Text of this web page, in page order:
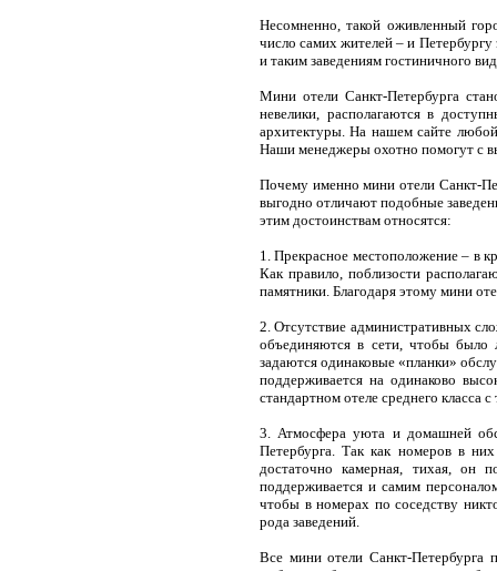
Несомненно, такой оживленный
число самих жителей – и
и таким заведениям гостиничного
Мини отели Санкт-Петербурга
невелики, располагаются в
архитектуры. На нашем сайте
Наши менеджеры охотно помогут с
Почему именно мини отели Санкт-
выгодно отличают подобные
этим достоинствам относятся:
1. Прекрасное местоположение – в
Как правило, поблизости
памятники. Благодаря этому мини
2. Отсутствие административных
объединяются в сети, чтобы было
задаются одинаковые «планки»
поддерживается на одинаково
стандартном отеле среднего класса
3. Атмосфера уюта и домашней
Петербурга. Так как номеров в
достаточно камерная, тихая, он
поддерживается и самим
чтобы в номерах по соседству
рода заведений.
Все мини отели Санкт-Петербурга